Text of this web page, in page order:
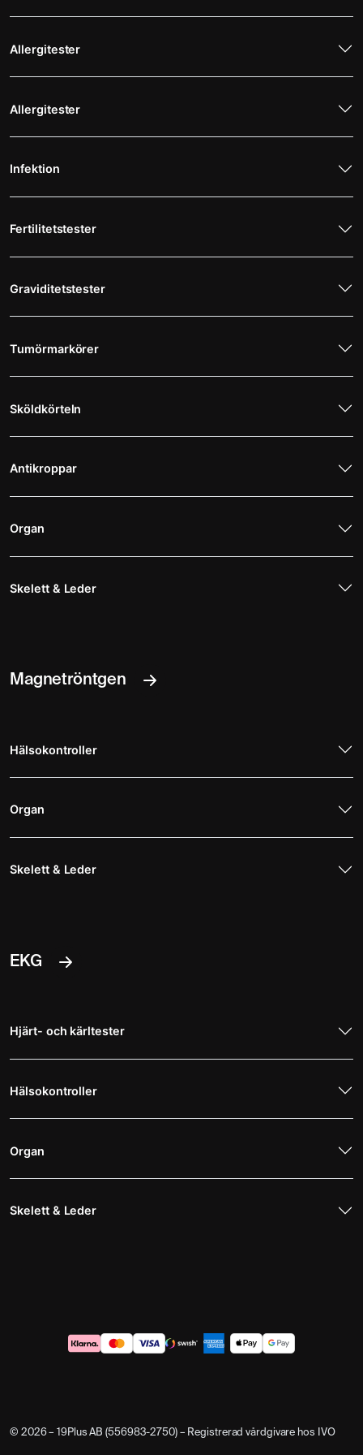
Allergitester
Allergitester
Infektion
Fertilitetstester
Graviditetstester
Tumörmarkörer
Sköldkörteln
Antikroppar
Organ
Skelett & Leder
Magnetröntgen
Hälsokontroller
Organ
Skelett & Leder
EKG
Hjärt- och kärltester
Hälsokontroller
Organ
Skelett & Leder
© 2026 – 19Plus AB (556983-2750) – Registrerad vårdgivare hos IVO